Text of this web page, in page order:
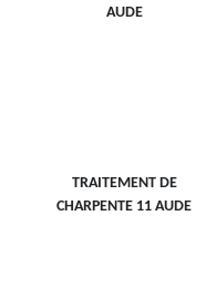
AUDE
TRAITEMENT DE
CHARPENTE 11 AUDE